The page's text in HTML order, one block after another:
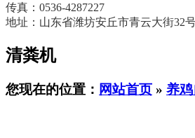
传真：0536-4287227
地址：山东省潍坊安丘市青云大街32
清粪机
您现在的位置： 网站首页 » 养